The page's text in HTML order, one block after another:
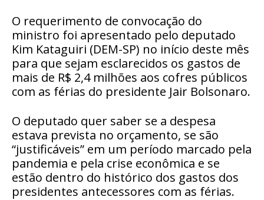
O requerimento de convocação do
ministro foi apresentado pelo deputado
Kim Kataguiri (DEM-SP) no início deste mês
para que sejam esclarecidos os gastos de
mais de R$ 2,4 milhões aos cofres públicos
com as férias do presidente Jair Bolsonaro.
O deputado quer saber se a despesa
estava prevista no orçamento, se são
“justificáveis” em um período marcado pela
pandemia e pela crise econômica e se
estão dentro do histórico dos gastos dos
presidentes antecessores com as férias.